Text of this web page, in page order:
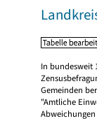
In bundesweit
Gemeinden
"Amtliche